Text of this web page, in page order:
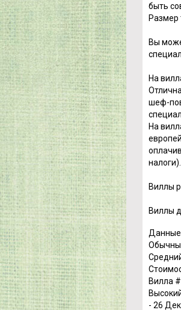
быть
Размер
Вы
На
шеф-
На
налоги).
Виллы
Виллы
Данные
Вилла
- 26